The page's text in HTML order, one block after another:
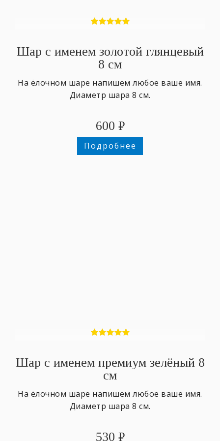
Шар с именем золотой глянцевый
8 см
На ёлочном шаре напишем любое ваше имя.
Диаметр шара 8 см.
600 ₽
Подробнее
Шар с именем премиум зелёный 8
см
На ёлочном шаре напишем любое ваше имя.
Диаметр шара 8 см.
530 ₽